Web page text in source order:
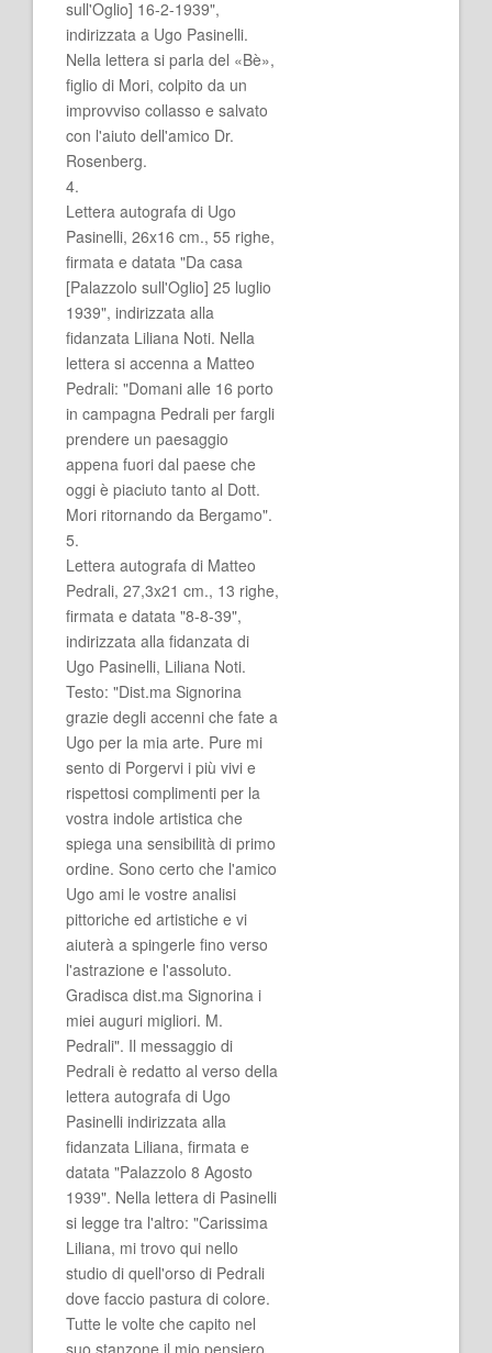
sull'Oglio] 16-2-1939",
indirizzata a Ugo Pasinelli.
Nella lettera si parla del «Bè»,
figlio di Mori, colpito da un
improvviso collasso e salvato
con l'aiuto dell'amico Dr.
Rosenberg.
4.
Lettera autografa di Ugo
Pasinelli, 26x16 cm., 55 righe,
firmata e datata "Da casa
[Palazzolo sull'Oglio] 25 luglio
1939", indirizzata alla
fidanzata Liliana Noti. Nella
lettera si accenna a Matteo
Pedrali: "Domani alle 16 porto
in campagna Pedrali per fargli
prendere un paesaggio
appena fuori dal paese che
oggi è piaciuto tanto al Dott.
Mori ritornando da Bergamo".
5.
Lettera autografa di Matteo
Pedrali, 27,3x21 cm., 13 righe,
firmata e datata "8-8-39",
indirizzata alla fidanzata di
Ugo Pasinelli, Liliana Noti.
Testo: "Dist.ma Signorina
grazie degli accenni che fate a
Ugo per la mia arte. Pure mi
sento di Porgervi i più vivi e
rispettosi complimenti per la
vostra indole artistica che
spiega una sensibilità di primo
ordine. Sono certo che l'amico
Ugo ami le vostre analisi
pittoriche ed artistiche e vi
aiuterà a spingerle fino verso
l'astrazione e l'assoluto.
Gradisca dist.ma Signorina i
miei auguri migliori. M.
Pedrali". Il messaggio di
Pedrali è redatto al verso della
lettera autografa di Ugo
Pasinelli indirizzata alla
fidanzata Liliana, firmata e
datata "Palazzolo 8 Agosto
1939". Nella lettera di Pasinelli
si legge tra l'altro: "Carissima
Liliana, mi trovo qui nello
studio di quell'orso di Pedrali
dove faccio pastura di colore.
Tutte le volte che capito nel
suo stanzone il mio pensiero